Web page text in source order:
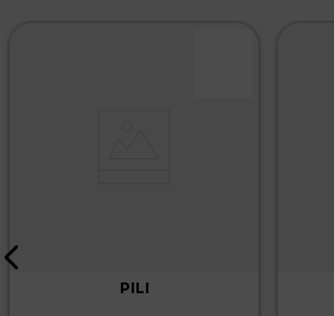
PILI